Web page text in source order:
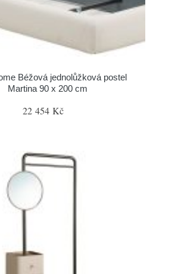
Béžová jednolůžková postel
Martina 90 x 200 cm
22 454 Kč